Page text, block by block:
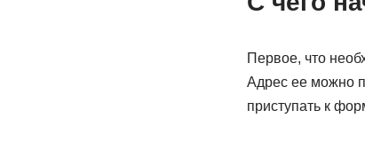
Первое, что
Адрес ее можно
приступать к